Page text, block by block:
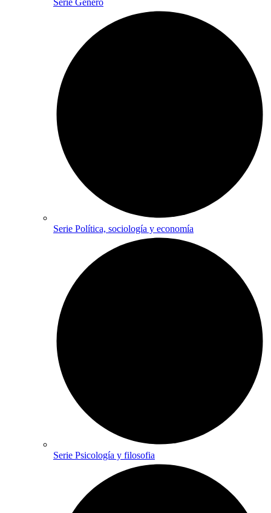
Serie Política, sociología y economía
Serie Psicología y filosofia